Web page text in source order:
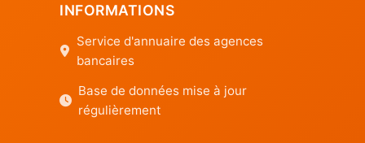
INFORMATIONS
Service d'annuaire des agences
bancaires
Base de données mise à jour
régulièrement